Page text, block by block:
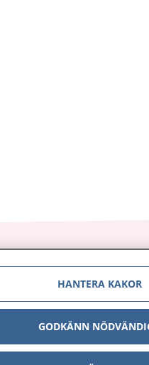
Om 1177
HANTERA KAKOR
GODKÄNN